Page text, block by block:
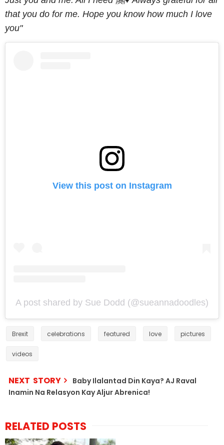
that you do for me. Hope you know how much I love
you"
View this post on Instagram
A post shared by Sue Dodd (@sueannadoodles)
Brexit celebrations featured love pictures
videos
NEXT STORY
Baby Ilalantad Din Kaya? AJ Raval
Inamin Na Relasyon Kay Aljur Abrenica!
RELATED POSTS